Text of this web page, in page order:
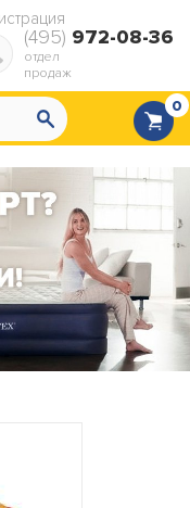
(495) 972-08-36
отдел
продаж
0